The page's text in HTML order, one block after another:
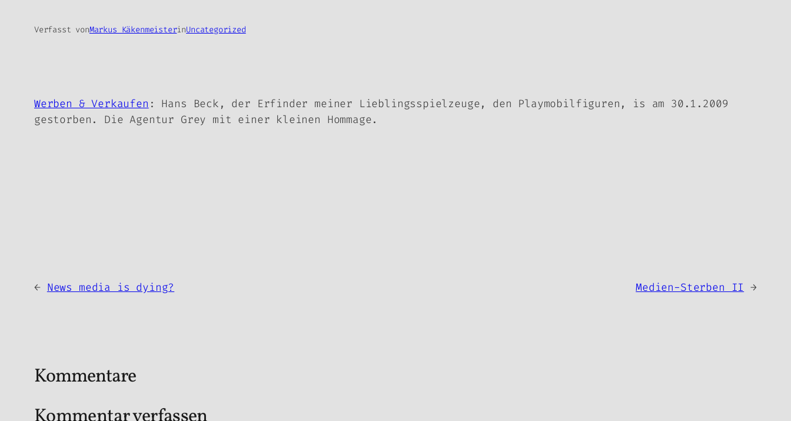
Verfasst vonMarkus KäkenmeisterinUncategorized
Werben & Verkaufen : Hans Beck, der Erfinder meiner Lieblingsspielzeuge, den Playmobilfiguren, is am 30.1.2009
gestorben. Die Agentur Grey mit einer kleinen Hommage.
← News media is dying? Medien-Sterben II →
Kommentare